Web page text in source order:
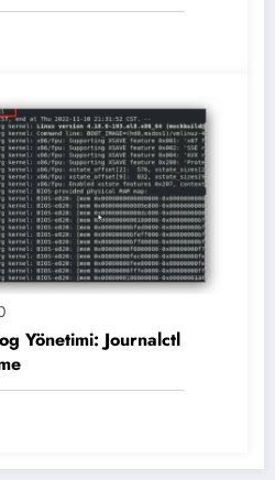
Yönetimi: Journalctl